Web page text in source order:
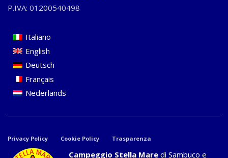
P.IVA: 01200540498
Italiano
English
Deutsch
Français
Nederlands
Privacy Policy Cookie Policy Trasparenza
Campeggio Stella Mare di Sambuco e